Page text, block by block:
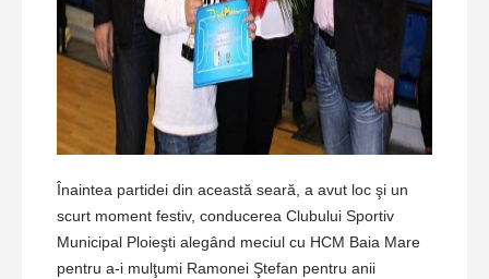
Înaintea partidei din această seară, a avut loc şi un
scurt moment festiv, conducerea Clubului Sportiv
Municipal Ploieşti alegând meciul cu HCM Baia Mare
pentru a-i mulţumi Ramonei Ştefan pentru anii